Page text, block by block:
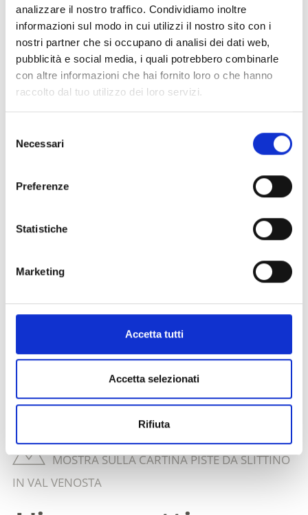
analizzare il nostro traffico. Condividiamo inoltre
informazioni sul modo in cui utilizzi il nostro sito con i
nostri partner che si occupano di analisi dei dati web,
pubblicità e social media, i quali potrebbero combinarle
con altre informazioni che hai fornito loro o che hanno
raccolto dal tuo utilizzo dei loro servizi.
delNecessari
Preferenze
Statistiche
Marketing
Accetta tutti
Accetta selezionati
Rifiuta
Il tappeto magico L’aiuto d’ascensione
partenza della pista e il ...
MOSTRA SULLA CARTINA PISTE DA SLITTINO
IN VAL VENOSTA